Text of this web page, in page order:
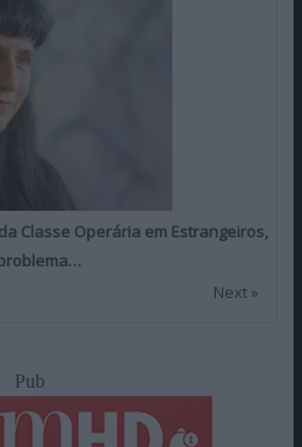
Classe Operária em Estrangeiros,
Next »
Pub